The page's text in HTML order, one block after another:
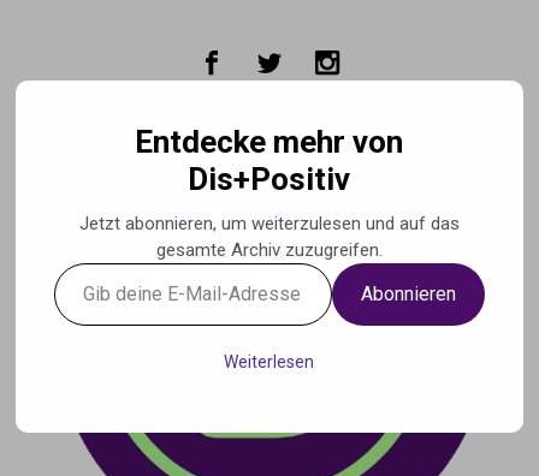
Entdecke mehr von
Dis+Positiv
Jetzt abonnieren, um weiterzulesen und auf das
gesamte Archiv zuzugreifen.
Gib
deine
Abonnieren
Weiterlesen